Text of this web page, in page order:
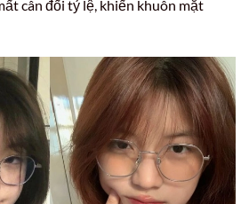
cân đối tỷ lệ, khiến khuôn mặt